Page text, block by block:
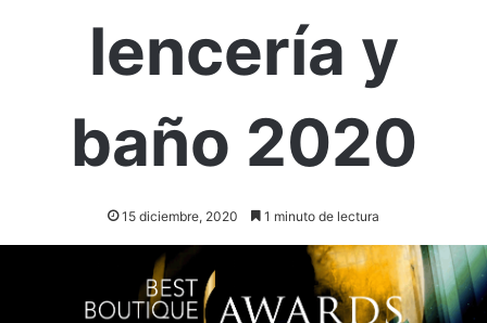
lencería y
baño 2020
15 diciembre, 2020 1 minuto de lectura